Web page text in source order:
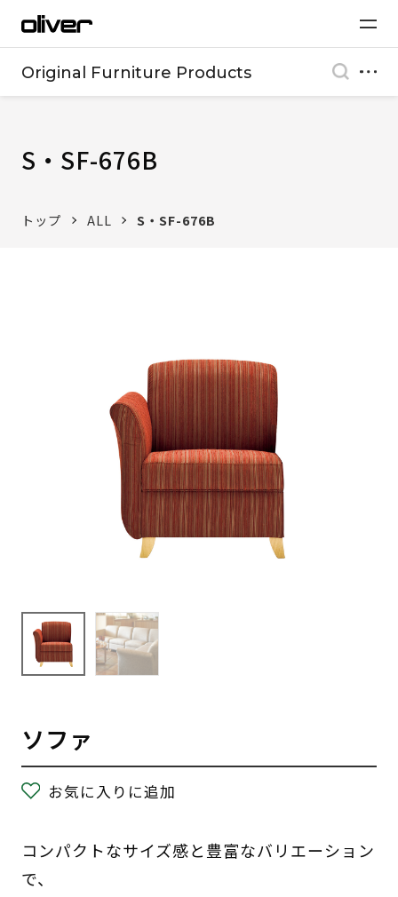
Original Furniture Products
S・SF-676B
トップ ALL S・SF-676B
ソファ
お気に入りに追加
コンパクトなサイズ感と豊富なバリエーション
で、